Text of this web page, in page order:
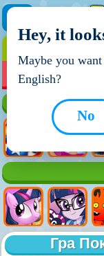
НОВІ ІГРИ
Гра
Hey, it
Maybe you
English?
No